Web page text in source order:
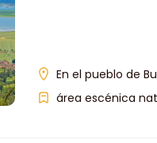
En el pueblo de
área escénica